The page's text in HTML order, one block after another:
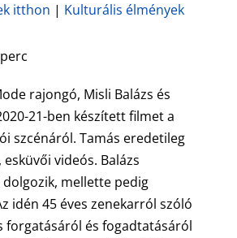
itthon | Kulturális élmények
perc
rajongó, Misli Balázs és
21-ben készített filmet a
szcénáról. Tamás eredetileg
videós. Balázs
mellette pedig
idén 45 éves zenekarról szóló
forgatásáról és fogadtatásáról